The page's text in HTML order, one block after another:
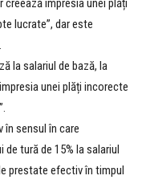
impresia unei plăți
lucrate”, dar este
la salariul de bază, la
unei plăți incorecte
sensul în care
tură de 15% la salariul
prestate efectiv în timpul